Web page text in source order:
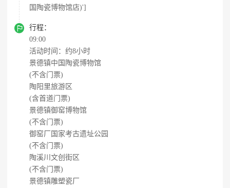
国陶瓷博物馆店)']

行程：
09:00
活动时间：约8小时
景德镇中国陶瓷博物馆
(不含门票)
陶阳里旅游区
(含首道门票)
景德镇御窑博物馆
(不含门票)
御窑厂国家考古遗址公园
(不含门票)
陶溪川文创街区
(不含门票)
景德镇雕塑瓷厂